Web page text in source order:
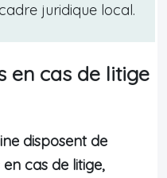
juridique local.
en cas de litige
disposent de
cas de litige,